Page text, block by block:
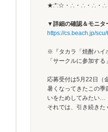
★:*:☆・∴・∴・∴
▼詳細の確認＆モニタ
https://cs.beach.jp/
※『タカラ「焼酎ハイ
「サークルに参加す
応募受付は5月22日（
暑くなってきたこの季
いをためしてみたい…
それでは、引き続き